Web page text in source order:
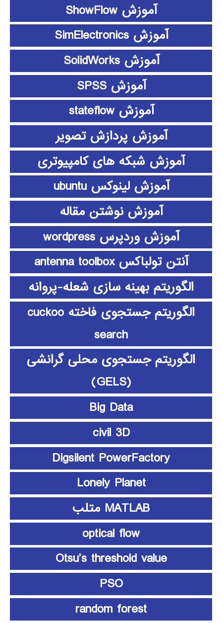
آموزش ShowFlow
آموزش SimElectronics
آموزش SolidWorks
آموزش SPSS
آموزش stateflow
آموزش پردازش تصویر
آموزش شبکه های کامپیوتری
آموزش لینوکس ubuntu
آموزش نوشتن مقاله
آموزش وردپرس wordpress
آنتن تولباکس antenna toolbox
الگوریتم بهینه سازی شعله-پروانه
الگوریتم جستجوی فاخته cuckoo
search
الگوریتم جستجوی محلی گرانشی
(GELS)
Big Data
civil 3D
Digsilent PowerFactory
Lonely Planet
MATLAB متلب
optical flow
Otsu’s threshold value
PSO
random forest